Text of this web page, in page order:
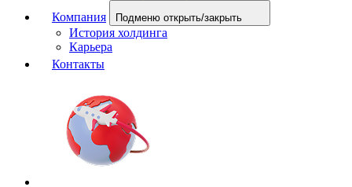
Компания
Подменю открыть/закрыть
История холдинга
Карьера
Контакты